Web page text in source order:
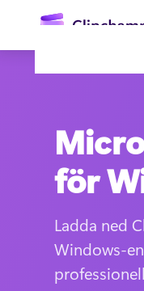
huvudinnehåll
för
Ladda ned
Windows-